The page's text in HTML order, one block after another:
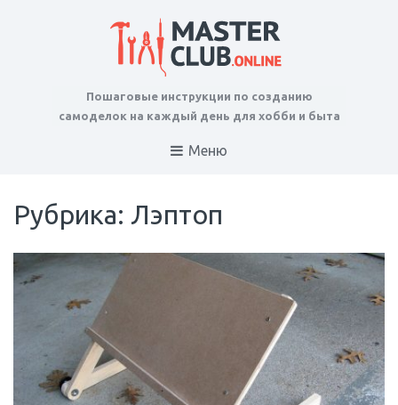
Пошаговые инструкции по созданию
самоделок на каждый день для хобби и быта
Меню
Рубрика: Лэптоп